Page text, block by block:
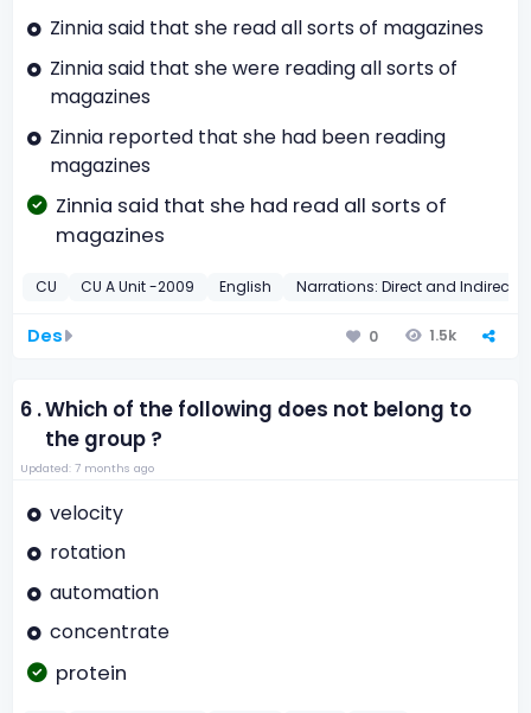
Zinnia said that she read all sorts of magazines
Zinnia said that she were reading all sorts of
magazines
Zinnia reported that she had been reading
magazines
Zinnia said that she had read all sorts of
magazines
CU CU A Unit -2009 English Narrations: Direct and Indirect
Des 0 1.5k
6 .Which of the following does not belong to
the group ?
Updated: 7 months ago
velocity
rotation
automation
concentrate
protein